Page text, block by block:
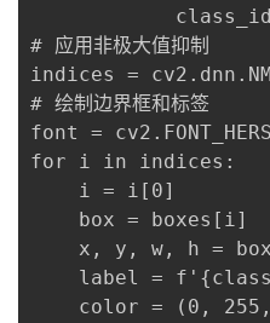
# 应用非极大值抑制
indices =
# 绘制边界框和标签
font =
for i in indices:
    i = i[0]
    box = boxes[i]
    x, y, w, h = box
label =
color = (0,